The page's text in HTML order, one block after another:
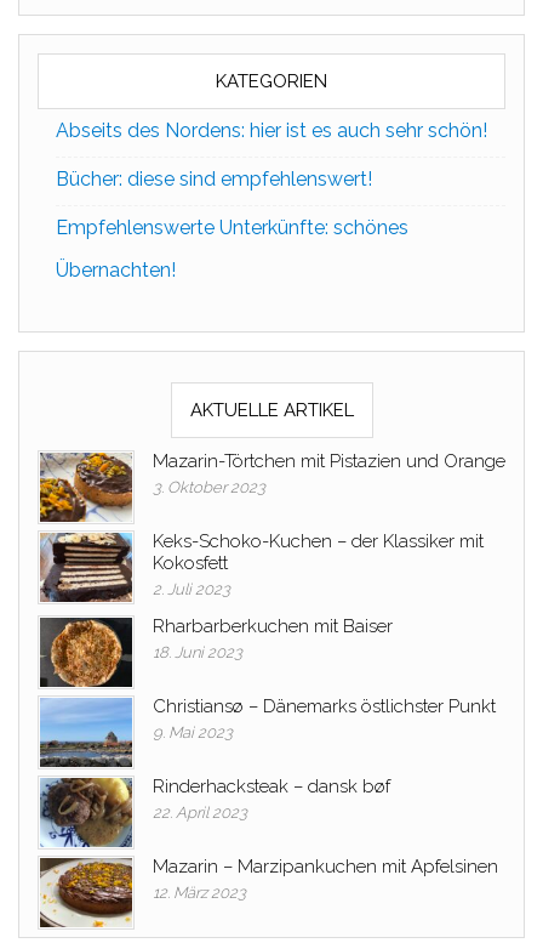
KATEGORIEN
Abseits des Nordens: hier ist es auch sehr schön!
Bücher: diese sind empfehlenswert!
Empfehlenswerte Unterkünfte: schönes
Übernachten!
AKTUELLE ARTIKEL
Mazarin-Törtchen mit Pistazien und Orange
3. Oktober 2023
Keks-Schoko-Kuchen – der Klassiker mit
Kokosfett
2. Juli 2023
Rharbarberkuchen mit Baiser
18. Juni 2023
Christiansø – Dänemarks östlichster Punkt
9. Mai 2023
Rinderhacksteak – dansk bøf
22. April 2023
Mazarin – Marzipankuchen mit Apfelsinen
12. März 2023